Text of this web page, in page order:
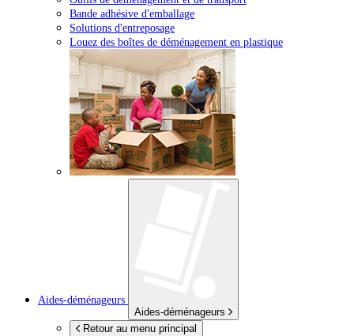
Bande adhésive d'emballage
Solutions d'entreposage
Louez des boîtes de déménagement en plastique
Aides-déménageurs
Aides-déménageurs
Retour au menu principal